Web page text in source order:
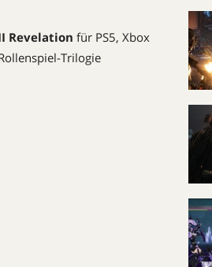
Revelation für PS5, Xbox
Trilogie